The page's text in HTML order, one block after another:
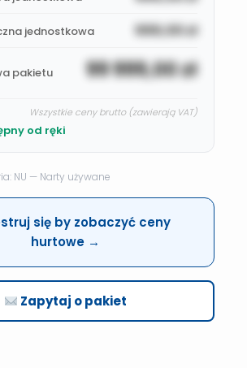
jednostkowa 999,00zł
pakietu 99 999,00zł
Wszystkie ceny brutto (zawierają VAT)
od ręki
NU — Narty używane
się by zobaczyć ceny
hurtowe →
Zapytaj o pakiet